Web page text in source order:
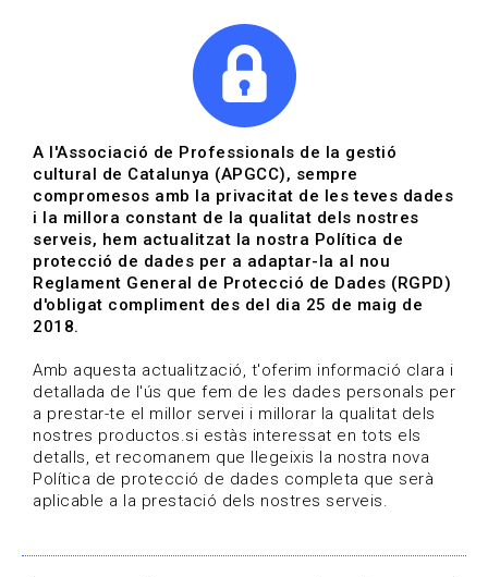
Actualitza't
Vols estar al dia?
HOME / BLOG
Estigues al dia
Convocatòries, activitats i notícies del sector de la
cultura.
A l'Associació de Professionals de la gestió
cultural de Catalunya (APGCC), sempre
compromesos amb la privacitat de les teves dades
i la millora constant de la qualitat dels nostres
serveis, hem actualitzat la nostra Política de
protecció de dades per a adaptar-la al nou
Reglament General de Protecció de Dades (RGPD)
d'obligat compliment des del dia 25 de maig de
2018.
Amb aquesta actualització, t'oferim informació clara i
detallada de l'ús que fem de les dades personals per
a prestar-te el millor servei i millorar la qualitat dels
nostres productos.si estàs interessat en tots els
detalls, et recomanem que llegeixis la nostra nova
Política de protecció de dades completa que serà
aplicable a la prestació dels nostres serveis.